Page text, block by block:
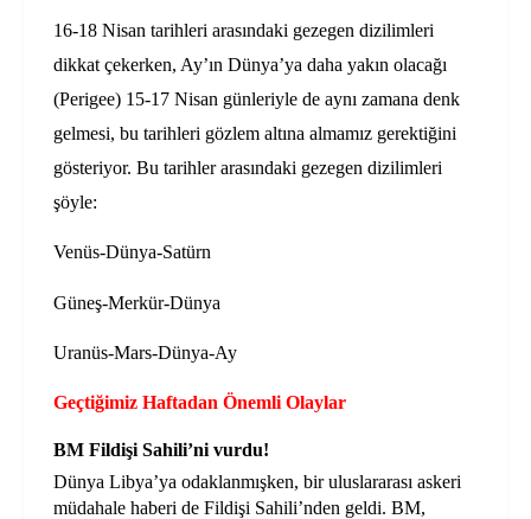
16-18 Nisan tarihleri arasındaki gezegen dizilimleri
dikkat çekerken, Ay’ın Dünya’ya daha yakın olacağı
(Perigee) 15-17 Nisan günleriyle de aynı zamana denk
gelmesi, bu tarihleri gözlem altına almamız gerektiğini
gösteriyor. Bu tarihler arasındaki gezegen dizilimleri
şöyle:
Venüs-Dünya-Satürn
Güneş-Merkür-Dünya
Uranüs-Mars-Dünya-Ay
Geçtiğimiz Haftadan Önemli Olaylar
BM Fildişi Sahili’ni vurdu!
Dünya Libya’ya odaklanmışken, bir uluslararası askeri
müdahale haberi de Fildişi Sahili’nden geldi. BM,